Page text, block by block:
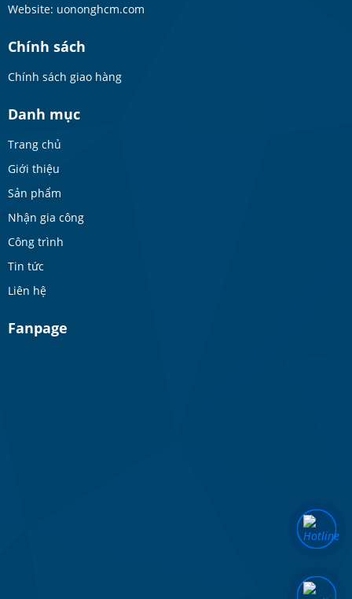
Website: uononghcm.com
Chính sách
Chính sách giao hàng
Danh mục
Trang chủ
Giới thiệu
Sản phẩm
Nhận gia công
Công trình
Tin tức
Liên hệ
Fanpage